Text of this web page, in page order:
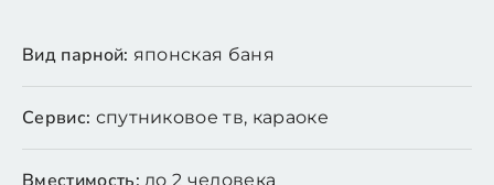
Вид парной: японская баня
Сервис: спутниковое тв, караоке
до 2 человека